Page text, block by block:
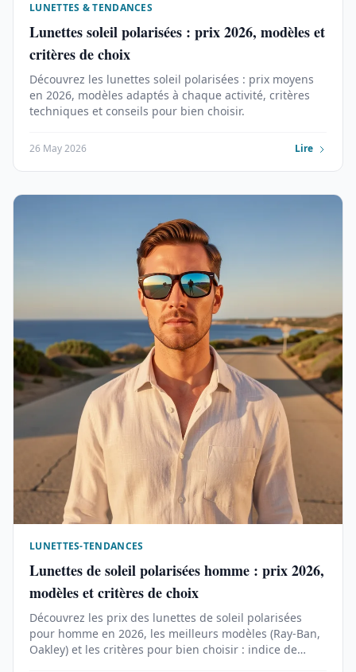
LUNETTES & TENDANCES
Lunettes soleil polarisées : prix 2026, modèles et
critères de choix
Découvrez les lunettes soleil polarisées : prix moyens
en 2026, modèles adaptés à chaque activité, critères
techniques et conseils pour bien choisir.
26 May 2026 Lire
LUNETTES-TENDANCES
Lunettes de soleil polarisées homme : prix 2026,
modèles et critères de choix
Découvrez les prix des lunettes de soleil polarisées
pour homme en 2026, les meilleurs modèles (Ray-Ban,
Oakley) et les critères pour bien choisir : indice de